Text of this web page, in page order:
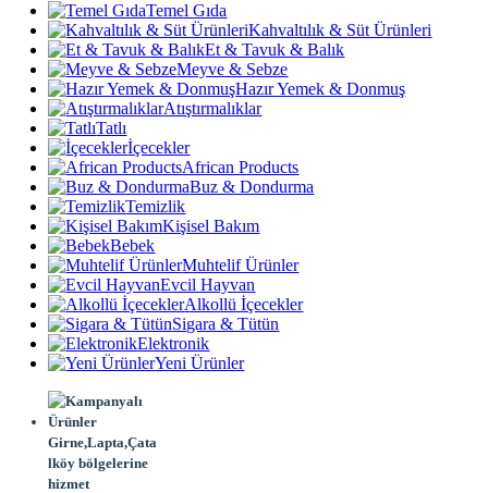
Temel Gıda
Kahvaltılık & Süt Ürünleri
Et & Tavuk & Balık
Meyve & Sebze
Hazır Yemek & Donmuş
Atıştırmalıklar
Tatlı
İçecekler
African Products
Buz & Dondurma
Temizlik
Kişisel Bakım
Bebek
Muhtelif Ürünler
Evcil Hayvan
Alkollü İçecekler
Sigara & Tütün
Elektronik
Yeni Ürünler
Girne,Lapta,Çata
lköy bölgelerine
hizmet